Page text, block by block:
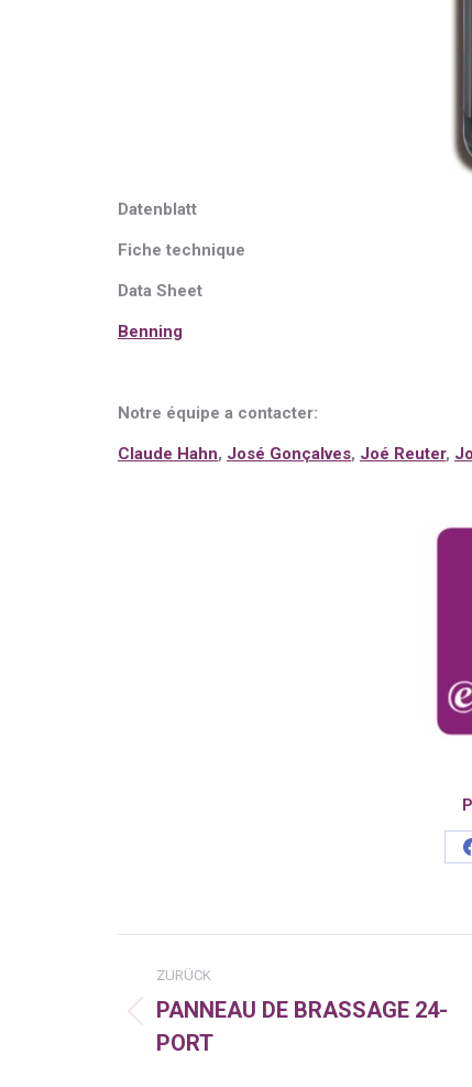
Datenblatt
Fiche technique
Data Sheet
Benning
Notre équipe a contacter:
Claude Hahn, José Gonçalves, Joé Reuter,
Kommentarnavigation
ZURÜCK
Vorheriger
Beitrag:
PANNEAU DE BRASSAGE 24-
PORT